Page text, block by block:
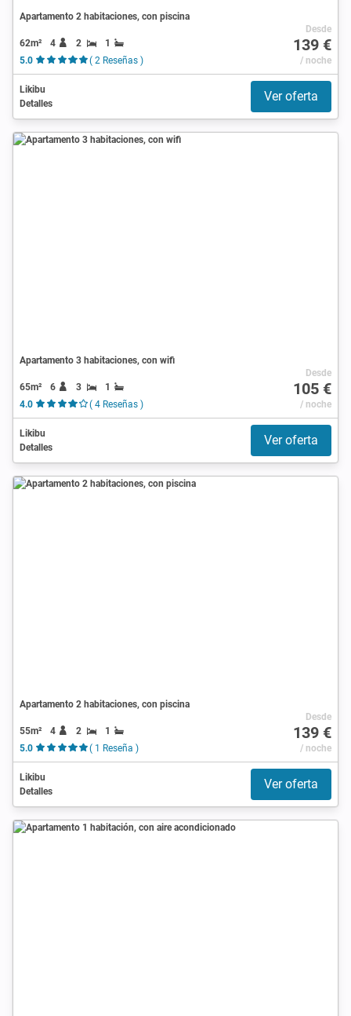
Apartamento 2 habitaciones, con piscina
62m² 4 2
1
5.0
( 2 Reseñas )
Desde
139 €
/ noche
Likibu
Detalles
Ver oferta
Apartamento 3 habitaciones, con wifi
65m² 6 3
1
4.0
( 4 Reseñas )
Desde
105 €
/ noche
Likibu
Detalles
Ver oferta
Apartamento 2 habitaciones, con piscina
55m² 4 2
1
5.0
( 1 Reseña )
Desde
139 €
/ noche
Likibu
Detalles
Ver oferta